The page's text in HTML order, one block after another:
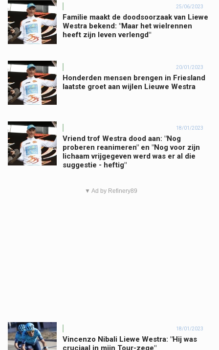
25/06/2023
Familie maakt de doodsoorzaak van Liewe
Westra bekend: "Maar het wielrennen
heeft zijn leven verlengd"
20/01/2023
Honderden mensen brengen in Friesland
laatste groet aan wijlen Lieuwe Westra
18/01/2023
Vriend trof Westra dood aan: "Nog
proberen reanimeren" en "Nog voor zijn
lichaam vrijgegeven werd was er al die
suggestie - heftig"
▼ Ad by Refinery89
18/01/2023
Vincenzo Nibali Liewe Westra: "Hij was
cruciaal in mijn Tour-zege"